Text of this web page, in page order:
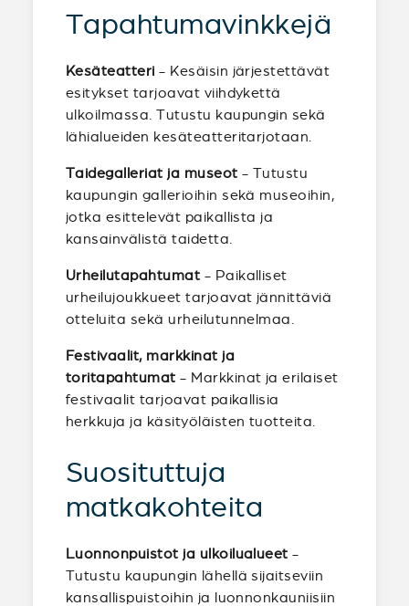
Tapahtumavinkkejä
Kesäteatteri - Kesäisin järjestettävät
esitykset tarjoavat viihdykettä
ulkoilmassa. Tutustu kaupungin sekä
lähialueiden kesäteatteritarjotaan.
Taidegalleriat ja museot - Tutustu
kaupungin gallerioihin sekä museoihin,
jotka esittelevät paikallista ja
kansainvälistä taidetta.
Urheilutapahtumat - Paikalliset
urheilujoukkueet tarjoavat jännittäviä
otteluita sekä urheilutunnelmaa.
Festivaalit, markkinat ja
toritapahtumat - Markkinat ja erilaiset
festivaalit tarjoavat paikallisia
herkkuja ja käsityöläisten tuotteita.
Suosituttuja
matkakohteita
Luonnonpuistot ja ulkoilualueet -
Tutustu kaupungin lähellä sijaitseviin
kansallispuistoihin ja luonnonkauniisiin